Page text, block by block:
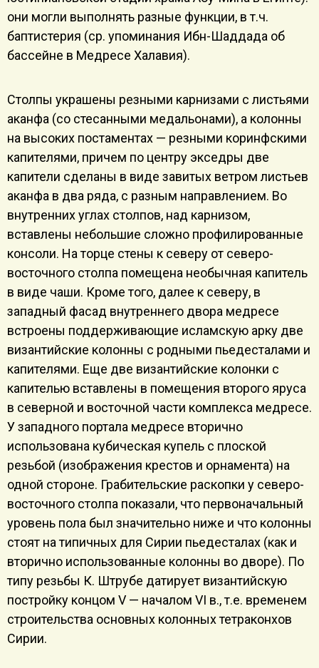
они могли выполнять разные функции, в т.ч.
баптистерия (ср. упоминания Ибн-Шаддада об
бассейне в Медресе Халавия).
Столпы украшены резными карнизами с листьями
аканфа (со стесанными медальонами), а колонны
на высоких постаментах — резными коринфскими
капителями, причем по центру экседры две
капители сделаны в виде завитых ветром листьев
аканфа в два ряда, с разным направлением. Во
внутренних углах столпов, над карнизом,
вставлены небольшие сложно профилированные
консоли. На торце стены к северу от северо-
восточного столпа помещена необычная капитель
в виде чаши. Кроме того, далее к северу, в
западный фасад внутреннего двора медресе
встроены поддерживающие исламскую арку две
византийские колонны с родными пьедесталами и
капителями. Еще две византийские колонки с
капителью вставлены в помещения второго яруса
в северной и восточной части комплекса медресе.
У западного портала медресе вторично
использована кубическая купель с плоской
резьбой (изображения крестов и орнамента) на
одной стороне. Грабительские раскопки у северо-
восточного столпа показали, что первоначальный
уровень пола был значительно ниже и что колонны
стоят на типичных для Сирии пьедесталах (как и
вторично использованные колонны во дворе). По
типу резьбы К. Штрубе датирует византийскую
постройку концом V — началом VI в., т.е. временем
строительства основных колонных тетраконхов
Сирии.